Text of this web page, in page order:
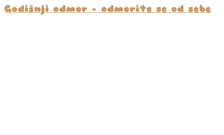
Godišnji odmor – odmorite se od sebe